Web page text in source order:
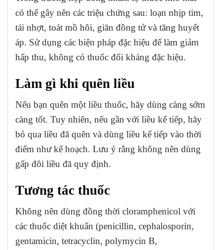
có thể gây nên các triệu chứng sau: loạn nhịp tim,
tái nhợt, toát mồ hôi, giãn đồng tử và tăng huyết
áp. Sử dụng các biện pháp đặc hiệu để làm giảm
hấp thu, không có thuốc đối kháng đặc hiệu.
Làm gì khi quên liều
Nếu bạn quên một liều thuốc, hãy dùng càng sớm
càng tốt. Tuy nhiên, nếu gần với liều kế tiếp, hãy
bỏ qua liều đã quên và dùng liều kế tiếp vào thời
điểm như kế hoạch. Lưu ý rằng không nên dùng
gấp đôi liều đã quy định.
Tương tác thuốc
Không nên dùng đồng thời cloramphenicol với
các thuốc diệt khuẩn (penicillin, cephalosporin,
gentamicin, tetracyclin, polymycin B,